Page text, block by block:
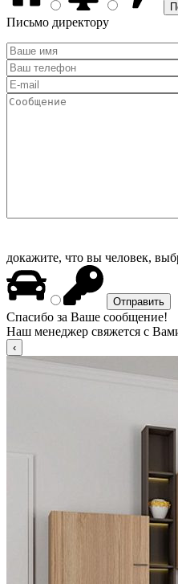
Письмо директору
докажите, что вы человек,
Спасибо за Ваше сообщение!
Наш менеджер свяжется с